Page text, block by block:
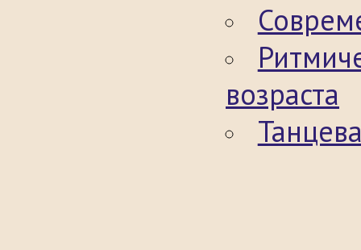
возраста